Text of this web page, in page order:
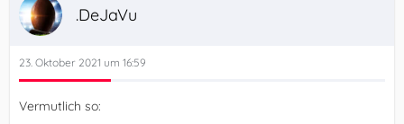
.DeJaVu
23. Oktober 2021 um 16:59
Vermutlich so: